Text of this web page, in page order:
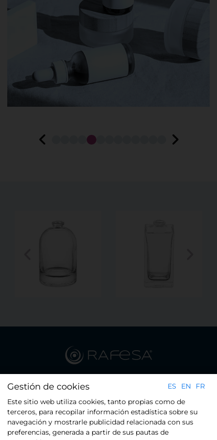
ES EN FR
Gestión de cookies
Este sitio web utiliza cookies, tanto propias como de
terceros, para recopilar información estadística sobre su
navegación y mostrarle publicidad relacionada con sus
preferencias, generada a partir de sus pautas de
Plaça del Xarol 23 - Pol. Ind. Les Guixeres - 08915 Badalona
Tel.: +34 934 608 800